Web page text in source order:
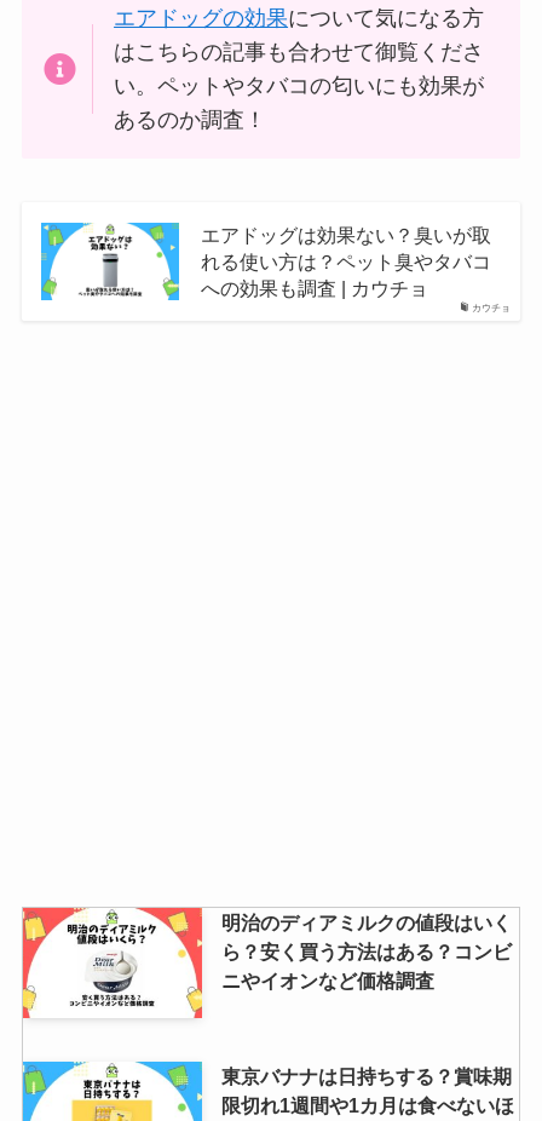
エアドッグの効果について気になる方
はこちらの記事も合わせて御覧くださ
い。ペットやタバコの匂いにも効果が
あるのか調査！
カウチョ
エアドッグは効果ない？臭いが取
れる使い方は？ペット臭やタバコ
への効果も調査 | カウチョ
明治のディアミルクの値段はいく
ら？安く買う方法はある？コンビ
ニやイオンなど価格調査
東京バナナは日持ちする？賞味期
限切れ1週間や1カ月は食べないほ